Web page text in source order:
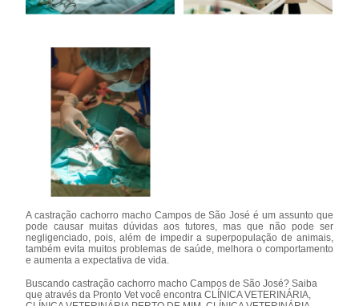
A castração cachorro macho Campos de São José é um assunto que
pode causar muitas dúvidas aos tutores, mas que não pode ser
negligenciado, pois, além de impedir a superpopulação de animais,
também evita muitos problemas de saúde, melhora o comportamento
e aumenta a expectativa de vida.
Buscando castração cachorro macho Campos de São José? Saiba
que através da Pronto Vet você encontra CLÍNICA VETERINÁRIA,